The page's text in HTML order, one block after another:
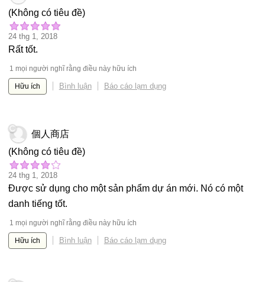
(Không có tiêu đề)
24 thg 1, 2018
Rất tốt.
1 mọi người nghĩ rằng điều này hữu ích
Hữu ích Bình luận Báo cáo lạm dụng
個人商店
(Không có tiêu đề)
24 thg 1, 2018
Được sử dụng cho một sản phẩm dự án mới. Nó có một
danh tiếng tốt.
1 mọi người nghĩ rằng điều này hữu ích
Hữu ích Bình luận Báo cáo lạm dụng